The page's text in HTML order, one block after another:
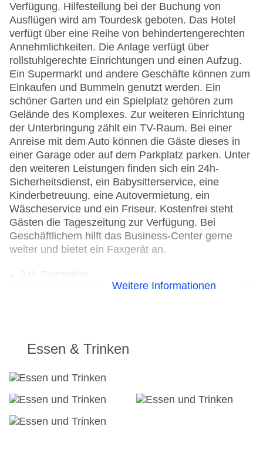
Verfügung. Hilfestellung bei der Buchung von
Ausflügen wird am Tourdesk geboten. Das Hotel
verfügt über eine Reihe von behindertengerechten
Annehmlichkeiten. Die Anlage verfügt über
rollstuhlgerechte Einrichtungen und einen Aufzug.
Ein Supermarkt und andere Geschäfte können zum
Einkaufen und Bummeln genutzt werden. Ein
schöner Garten und ein Spielplatz gehören zum
Gelände des Komplexes. Zur weiteren Einrichtung
der Unterbringung zählt ein TV-Raum. Bei einer
Anreise mit dem Auto können die Gäste dieses in
einer Garage oder auf dem Parkplatz parken. Unter
den weiteren Leistungen finden sich ein 24h-
Sicherheitsdienst, ein Babysitterservice, eine
Kinderbetreuung, eine Autovermietung, ein
Wäscheservice und ein Friseur. Kostenfrei steht
Gästen die Tageszeitung zur Verfügung. Bei
Geschäftlichem hilft das Business-Center gerne
weiter und bietet ein Faxgerät an.
Garage
Garten: ohne Gebühr
Hotelsafe
WLAN/WiFi im Hotel
Lift
Weitere Informationen
Essen & Trinken